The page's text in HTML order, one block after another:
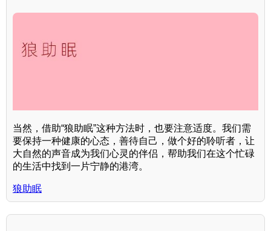
当然，借助“狼助眠”这种方法时，也要注意适度。我们需
要保持一种健康的心态，善待自己，做个好的聆听者，让
大自然的声音成为我们心灵的伴侣，帮助我们在这个忙碌
的生活中找到一片宁静的港湾。
狼助眠